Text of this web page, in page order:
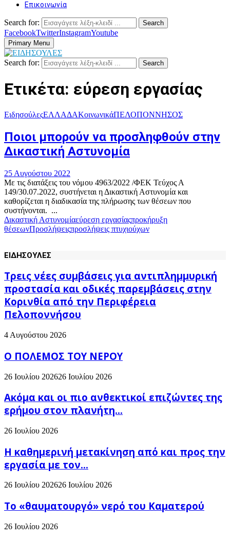
Επικοινωνία
Search for: Search
FacebookTwitterInstagramYoutube
Primary Menu
Search for: Search
Ετικέτα: εύρεση εργασίας
ΕιδησούλεςΕΛΛΑΔΑΚοινωνικάΠΕΛΟΠΟΝΝΗΣΟΣ
Ποιοι μπορούν να προσληφθούν στην
Δικαστική Αστυνομία
25 Αυγούστου 2022
Με τις διατάξεις του νόμου 4963/2022 /ΦΕΚ Τεύχος Α
149/30.07.2022, συστήνεται η Δικαστική Αστυνομία και
καθορίζεται η διαδικασία της πλήρωσης των θέσεων που
συστήνονται. ...
Δικαστική Αστυνομίαεύρεση εργασίαςπροκήρυξη
θέσεωνΠροσλήψειςπροσλήψεις πτυχιούχων
ΕΙΔΗΣΟΥΛΕΣ
Τρεις νέες συμβάσεις για αντιπλημμυρική
προστασία και οδικές παρεμβάσεις στην
Κορινθία από την Περιφέρεια
Πελοποννήσου
4 Αυγούστου 2026
Ο ΠΟΛΕΜΟΣ ΤΟΥ ΝΕΡΟΥ
26 Ιουλίου 202626 Ιουλίου 2026
Ακόμα και οι πιο ανθεκτικοί επιζώντες της
ερήμου στον πλανήτη...
26 Ιουλίου 2026
H καθημερινή μετακίνηση από και προς την
εργασία με τον...
26 Ιουλίου 202626 Ιουλίου 2026
Το «θαυματουργό» νερό του Καματερού
26 Ιουλίου 2026